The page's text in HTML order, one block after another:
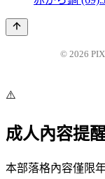
© 2026
⚠️
成人內容提
本部落格內容僅限